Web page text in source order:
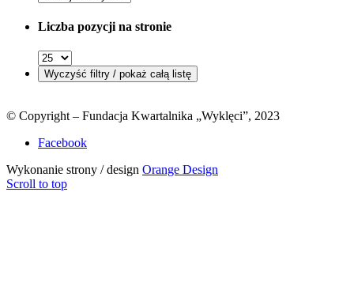
Liczba pozycji na stronie
© Copyright – Fundacja Kwartalnika „Wyklęci”, 2023
Facebook
Wykonanie strony / design Orange Design
Scroll to top